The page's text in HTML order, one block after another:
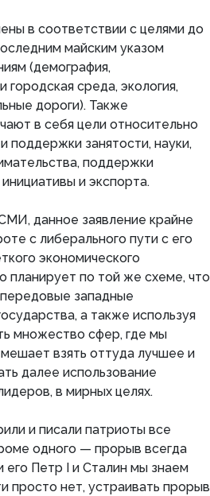
в соответствии с целями до
майским указом
(демография,
среда, экология,
дороги). Также
в себя цели относительно
поддержки занятости, науки,
поддержки
и экспорта.
данное заявление крайне
с либерального пути с его
экономического
планирует по той же схеме, что
западные
а также используя
множество сфер, где мы
взять оттуда лучшее и
далее использование
в мирных целях.
и писали патриоты все
одного — прорыв всегда
его Петр I и Сталин мы знаем
просто нет, устраивать прорыв